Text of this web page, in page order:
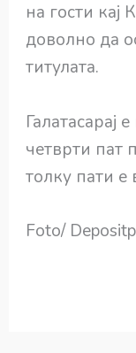
на гости
доволно да
титулата.
Галатасарај
четврти пат
толку пати
Foto/